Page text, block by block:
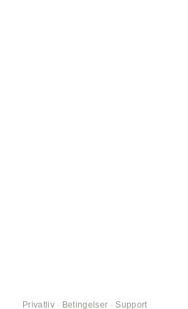
Privatliv· Betingelser · Support